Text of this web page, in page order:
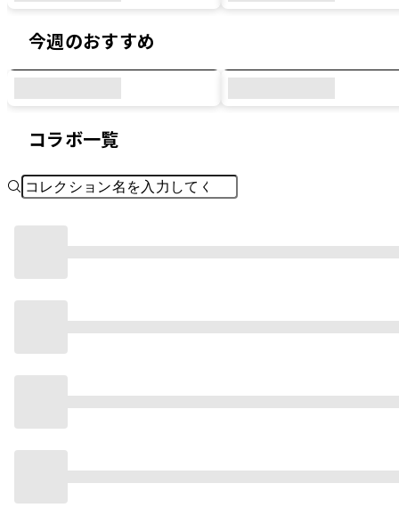
今週のおすすめ
コラボ一覧